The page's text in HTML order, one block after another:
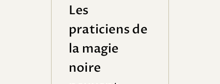
Les
praticiens de
la magie
noire